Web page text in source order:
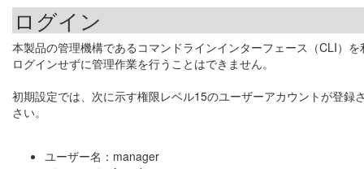
ログイン
本製品の管理機構であるコマンドラインインターフェース（CLI）
ログインせずに管理作業を行うことはできません。
初期設定では、次に示す権限レベル15のユーザーアカウントが登
さい。
ユーザー名：manager